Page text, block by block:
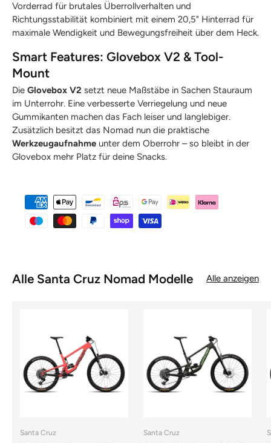
Vorderrad für brutales Überrollverhalten und
Richtungsstabilität kombiniert mit einem 20,5" Hinterrad für
maximale Wendigkeit und Bewegungsfreiheit über dem Heck.
Smart Features: Glovebox V2 & Tool-
Mount
Die Glovebox V2 setzt neue Maßstäbe in Sachen Stauraum
im Unterrohr. Eine verbesserte Verriegelung und neue
Gummikanten machen das Fach leiser und langlebiger.
Zusätzlich besitzt das Nomad nun die praktische
Werkzeugaufnahme unter dem Oberrohr – so bleibt in der
Glovebox mehr Platz für deine Snacks.
Alle Santa Cruz Nomad Modelle Alle anzeigen
Santa Cruz Santa Cruz